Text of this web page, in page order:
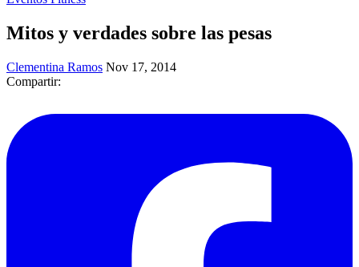
Mitos y verdades sobre las pesas
Clementina Ramos Nov 17, 2014
Compartir: